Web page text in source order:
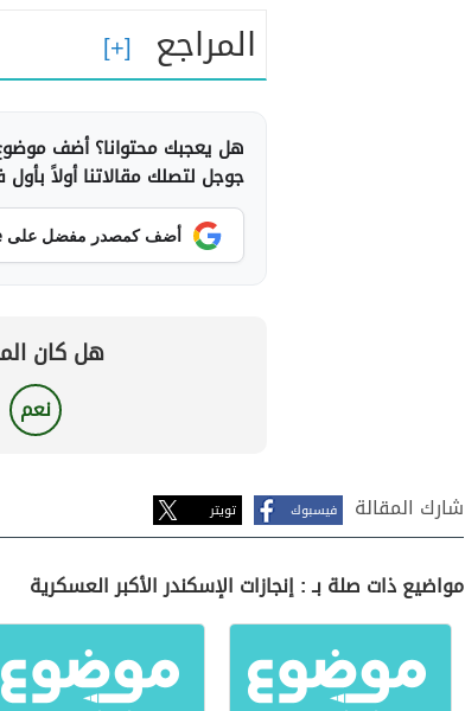
المراجع
هل يعجبك محتوانا؟ أضف
جوجل لتصلك مقالاتنا أولاً
أضف كمصدر مفضل على Google
هل كان
نعم
شارك المقالة فيسبوك تويتر
مواضيع ذات صلة بـ : إنجازات الإسكندر الأكبر العسكرية